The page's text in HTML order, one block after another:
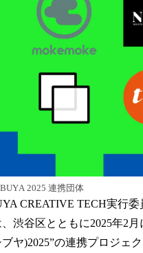
2025 連携団体
CREATIVE TECH実行
渋谷区とともに2025年2
ブヤ)2025”の連携プロジェ